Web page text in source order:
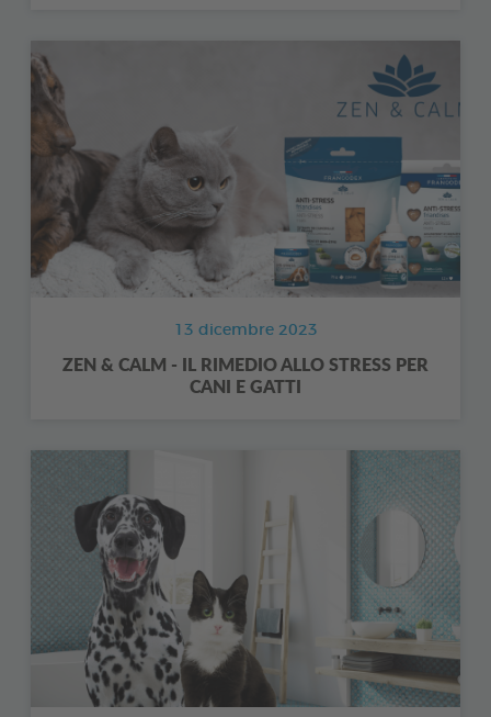
13 dicembre 2023
ZEN & CALM - IL RIMEDIO ALLO STRESS PER
CANI E GATTI